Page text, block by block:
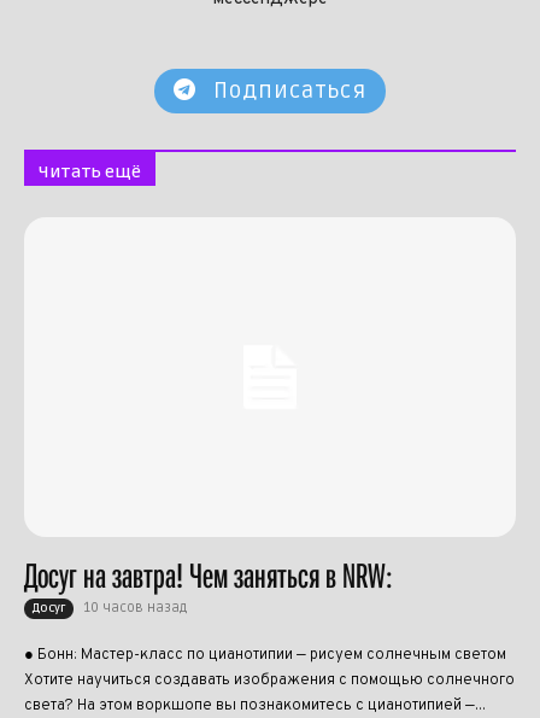
Подписаться
Читать ещё
Досуг на завтра! Чем заняться в NRW:
Досуг 10 часов назад
● Бонн: Мастер-класс по цианотипии — рисуем солнечным светом
Хотите научиться создавать изображения с помощью солнечного
света? На этом воркшопе вы познакомитесь с цианотипией —...